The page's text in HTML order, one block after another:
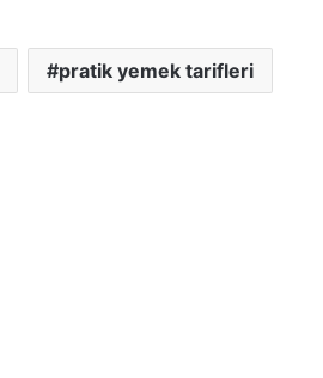
pratik yemek tarifleri